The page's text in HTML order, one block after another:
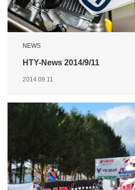
NEWS
HTY-News 2014/9/11
2014.09.11